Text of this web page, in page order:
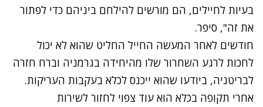
בעיות לחיילים, הם מורשים להילחם ביניהם כדי לפתור
את זה", סיפר.
חודשים לאחר המעשה החייל החליט שהוא לא יכול
לחכות לרגע השחרור שלו מהיחידה בגרמניה וברח חזרה
לבריטניה, ביודעו שהוא ייכנס לכלא בעקבות העריקות.
אחרי תקופה בכלא הוא עוד צפוי לחזור לשירות